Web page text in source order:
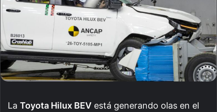
La Toyota Hilux BEV está generando olas en el